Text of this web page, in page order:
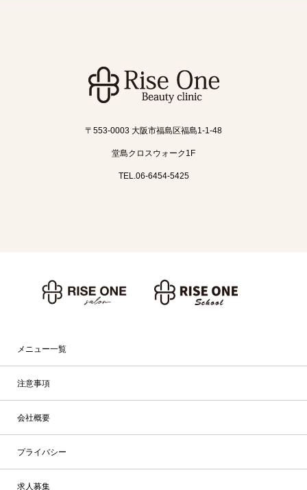
〒553-0003 大阪市福島区福島1-1-48
堂島クロスウォーク1F
TEL.06-6454-5425
メニュー一覧
注意事項
会社概要
プライバシー
求人募集